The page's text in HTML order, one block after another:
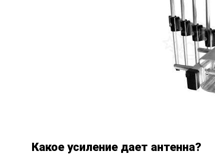
Какое усиление дает антенна?